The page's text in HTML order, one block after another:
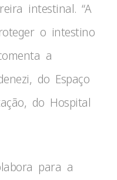
intestinal. “A
o intestino
a
do Espaço
do Hospital
para a